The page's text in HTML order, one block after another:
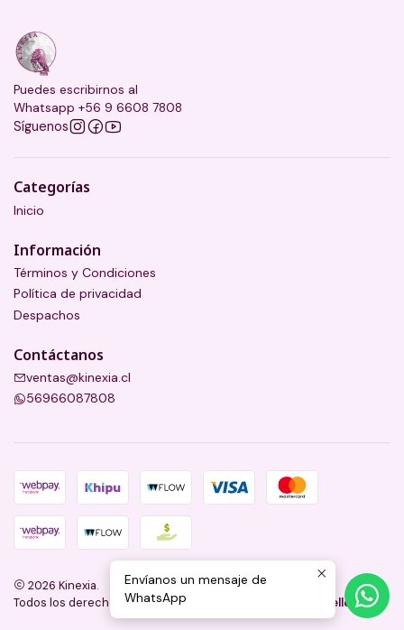
Puedes escribirnos al
Whatsapp +56 9 6608 7808
Síguenos
Categorías
Inicio
Información
Términos y Condiciones
Política de privacidad
Despachos
Contáctanos
ventas@kinexia.cl
56966087808
2026 Kinexia.
Todos los derechos reservados.
Desarrollado por Jumpseller.
Envíanos un mensaje de
WhatsApp